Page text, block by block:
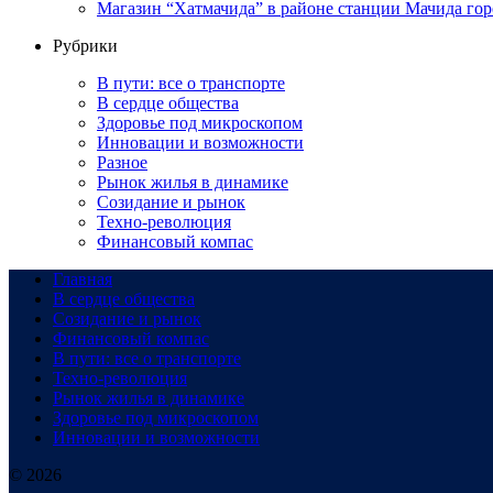
Магазин “Хатмачида” в районе станции Мачида
Рубрики
В пути: все о транспорте
В сердце общества
Здоровье под микроскопом
Инновации и возможности
Разное
Рынок жилья в динамике
Созидание и рынок
Техно-революция
Финансовый компас
Главная
В сердце общества
Созидание и рынок
Финансовый компас
В пути: все о транспорте
Техно-революция
Рынок жилья в динамике
Здоровье под микроскопом
Инновации и возможности
© 2026